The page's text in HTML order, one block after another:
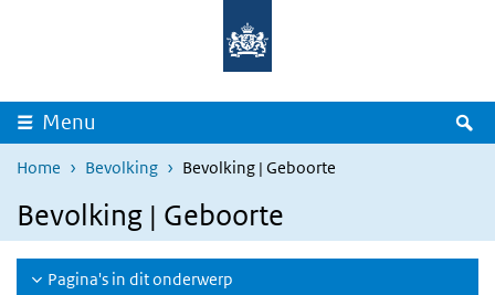
Overslaan en naar de inhoud gaan
Menu
Home Bevolking Bevolking | Geboorte
Bevolking | Geboorte
Pagina's in dit onderwerp